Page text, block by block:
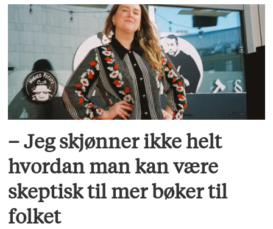
– Jeg skjønner ikke helt
hvordan man kan være
skeptisk til mer bøker til
folket